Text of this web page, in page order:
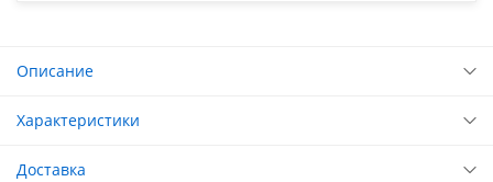
Описание
Характеристики
Доставка